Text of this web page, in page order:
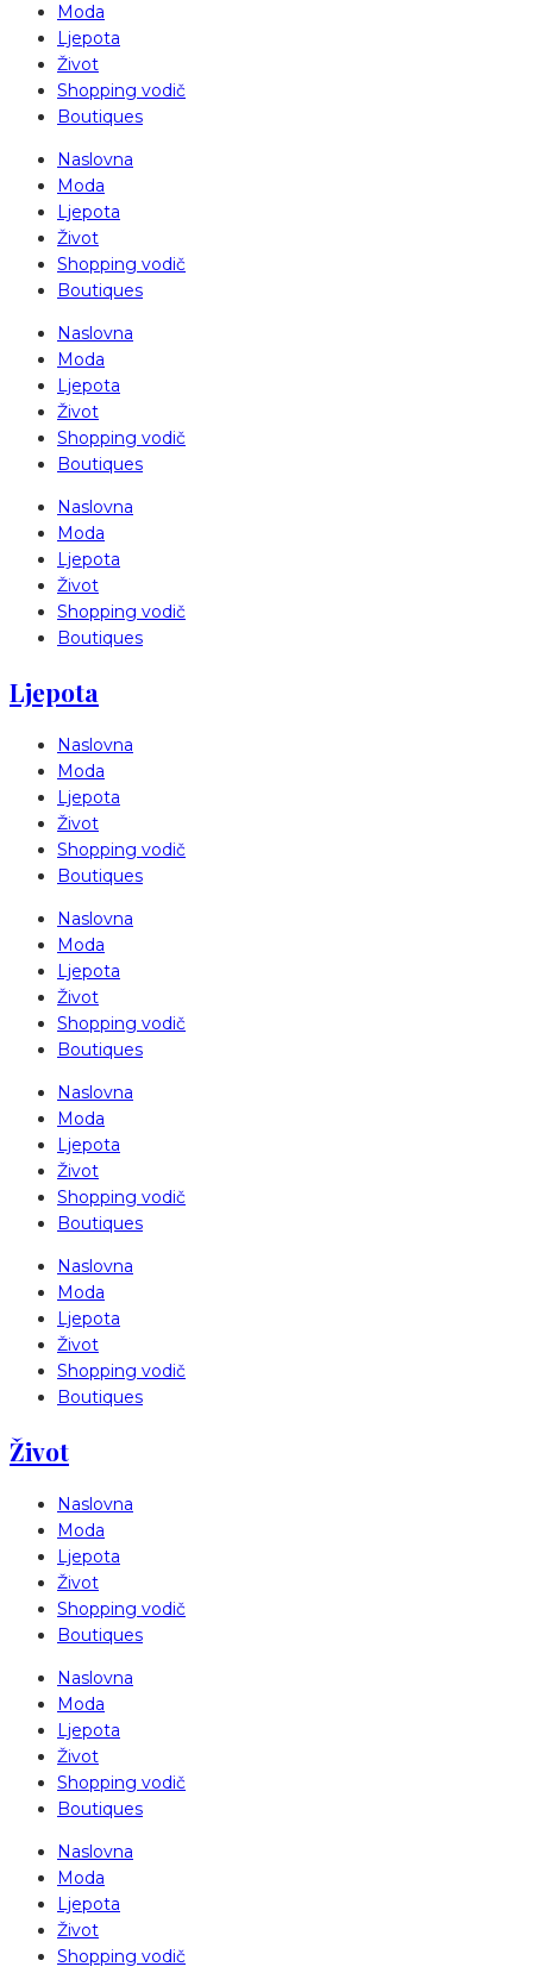
Moda
Ljepota
Život
Shopping vodič
Boutiques
Naslovna
Moda
Ljepota
Život
Shopping vodič
Boutiques
Naslovna
Moda
Ljepota
Život
Shopping vodič
Boutiques
Naslovna
Moda
Ljepota
Život
Shopping vodič
Boutiques
Ljepota
Naslovna
Moda
Ljepota
Život
Shopping vodič
Boutiques
Naslovna
Moda
Ljepota
Život
Shopping vodič
Boutiques
Naslovna
Moda
Ljepota
Život
Shopping vodič
Boutiques
Naslovna
Moda
Ljepota
Život
Shopping vodič
Boutiques
Život
Naslovna
Moda
Ljepota
Život
Shopping vodič
Boutiques
Naslovna
Moda
Ljepota
Život
Shopping vodič
Boutiques
Naslovna
Moda
Ljepota
Život
Shopping vodič